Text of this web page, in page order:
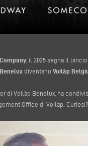
, il 2025 segna il
diventano Voilàp
di Voilàp Benelux, ha
Office di Voilàp.